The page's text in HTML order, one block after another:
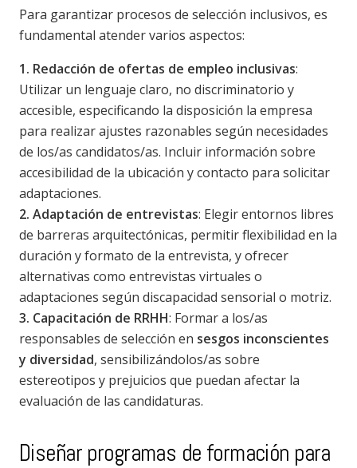
Para garantizar procesos de selección inclusivos, es
fundamental atender varios aspectos:
1. Redacción de ofertas de empleo inclusivas:
Utilizar un lenguaje claro, no discriminatorio y
accesible, especificando la disposición la empresa
para realizar ajustes razonables según necesidades
de los/as candidatos/as. Incluir información sobre
accesibilidad de la ubicación y contacto para solicitar
adaptaciones.
2. Adaptación de entrevistas: Elegir entornos libres
de barreras arquitectónicas, permitir flexibilidad en la
duración y formato de la entrevista, y ofrecer
alternativas como entrevistas virtuales o
adaptaciones según discapacidad sensorial o motriz.
3. Capacitación de RRHH: Formar a los/as
responsables de selección en sesgos inconscientes
y diversidad, sensibilizándolos/as sobre
estereotipos y prejuicios que puedan afectar la
evaluación de las candidaturas.
Diseñar programas de formación para